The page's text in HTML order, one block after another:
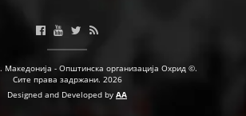
Македонија - Општинска организација Охрид ©.
Сите права задржани. 2026
Designed and Developed by AA